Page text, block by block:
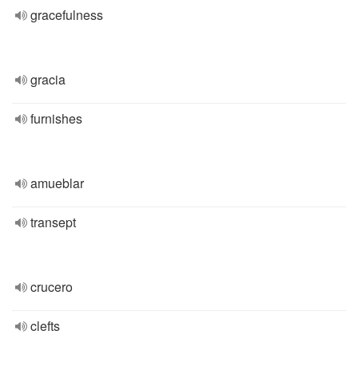
gracefulness
gracia
furnishes
amueblar
transept
crucero
clefts